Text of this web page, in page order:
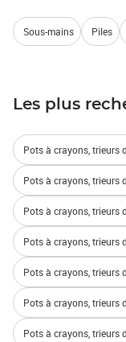
Sous-mains Piles
Les plus
Pots à crayons, trieurs
Pots à crayons, trieurs
Pots à crayons, trieurs
Pots à crayons, trieurs
Pots à crayons, trieurs
Pots à crayons, trieurs
Pots à crayons, trieurs